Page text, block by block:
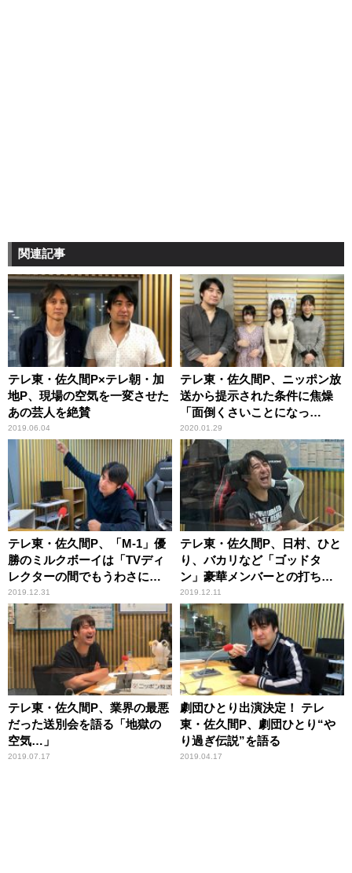
関連記事
テレ東・佐久間P×テレ朝・加
地P、現場の空気を一変させた
あの芸人を絶賛
2019.06.04
テレ東・佐久間P、ニッポン放
送から提示された条件に焦燥
「面倒くさいことになっ
た……」
2020.01.29
テレ東・佐久間P、「M-1」優
勝のミルクボーイは「TVディ
レクターの間でもうわさにな
っていた」
2019.12.31
テレ東・佐久間P、日村、ひと
り、バカリなど「ゴッドタ
ン」豪華メンバーとの打ち上
げを語る
2019.12.11
テレ東・佐久間P、業界の最悪
だった送別会を語る「地獄の
空気…」
2019.07.17
劇団ひとり出演決定！ テレ
東・佐久間P、劇団ひとり“や
り過ぎ伝説”を語る
2019.04.17